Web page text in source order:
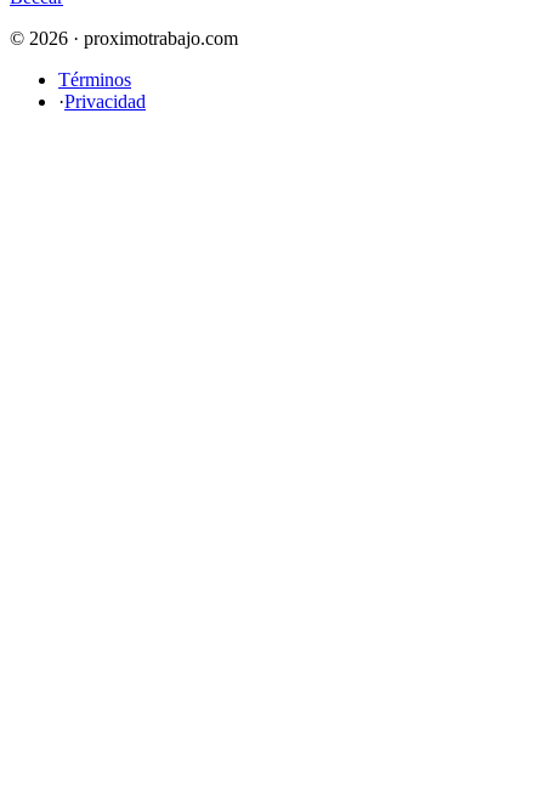
© 2026 · proximotrabajo.com
Términos
·Privacidad